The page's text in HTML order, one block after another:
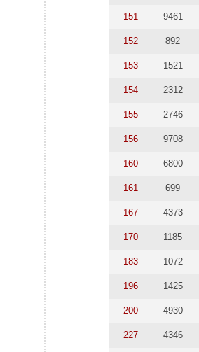
151 9461
152 892
153 1521
154 2312
155 2746
156 9708
160 6800
161 699
167 4373
170 1185
183 1072
196 1425
200 4930
227 4346